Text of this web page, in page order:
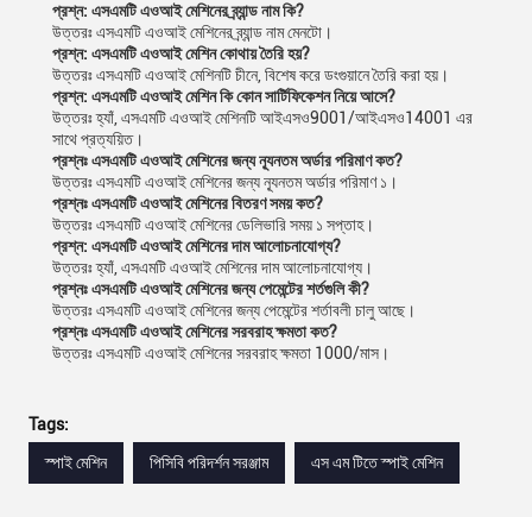
প্রশ্ন: এসএমটি এওআই মেশিনের ব্র্যান্ড নাম কি?
উত্তরঃ এসএমটি এওআই মেশিনের ব্র্যান্ড নাম মেনটো।
প্রশ্ন: এসএমটি এওআই মেশিন কোথায় তৈরি হয়?
উত্তরঃ এসএমটি এওআই মেশিনটি চীনে, বিশেষ করে ডংগুয়ানে তৈরি করা হয়।
প্রশ্ন: এসএমটি এওআই মেশিন কি কোন সার্টিফিকেশন নিয়ে আসে?
উত্তরঃ হ্যাঁ, এসএমটি এওআই মেশিনটি আইএসও9001/আইএসও14001 এর
সাথে প্রত্যয়িত।
প্রশ্নঃ এসএমটি এওআই মেশিনের জন্য ন্যূনতম অর্ডার পরিমাণ কত?
উত্তরঃ এসএমটি এওআই মেশিনের জন্য ন্যূনতম অর্ডার পরিমাণ ১।
প্রশ্নঃ এসএমটি এওআই মেশিনের বিতরণ সময় কত?
উত্তরঃ এসএমটি এওআই মেশিনের ডেলিভারি সময় ১ সপ্তাহ।
প্রশ্ন: এসএমটি এওআই মেশিনের দাম আলোচনাযোগ্য?
উত্তরঃ হ্যাঁ, এসএমটি এওআই মেশিনের দাম আলোচনাযোগ্য।
প্রশ্নঃ এসএমটি এওআই মেশিনের জন্য পেমেন্টের শর্তগুলি কী?
উত্তরঃ এসএমটি এওআই মেশিনের জন্য পেমেন্টের শর্তাবলী চালু আছে।
প্রশ্নঃ এসএমটি এওআই মেশিনের সরবরাহ ক্ষমতা কত?
উত্তরঃ এসএমটি এওআই মেশিনের সরবরাহ ক্ষমতা 1000/মাস।
Tags:
স্পাই মেশিন
পিসিবি পরিদর্শন সরঞ্জাম এস এম টিতে স্পাই মেশিন